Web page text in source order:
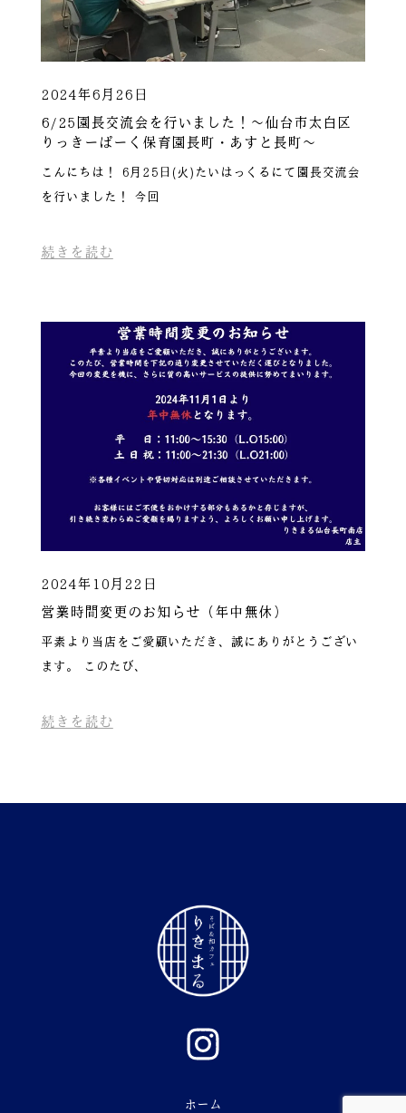
2024年6月26日
6/25園長交流会を行いました！～仙台市太白区
りっきーぱーく保育園長町・あすと長町～
こんにちは！ 6月25日(火)たいはっくるにて園長交流会
を行いました！ 今回
続きを読む
2024年10月22日
営業時間変更のお知らせ（年中無休）
平素より当店をご愛顧いただき、誠にありがとうござい
ます。 このたび、
続きを読む
ホーム